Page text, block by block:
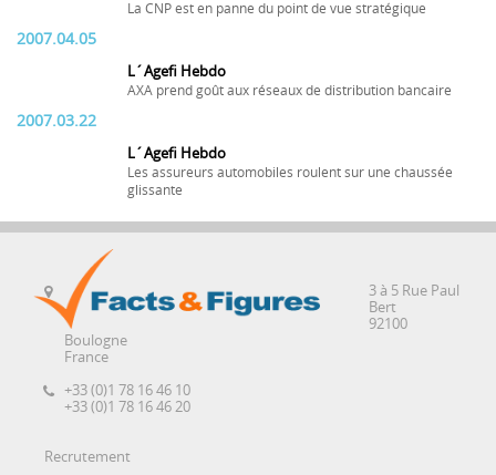
La CNP est en panne du point de vue stratégique
2007.04.05
L´Agefi Hebdo
AXA prend goût aux réseaux de distribution bancaire
2007.03.22
L´Agefi Hebdo
Les assureurs automobiles roulent sur une chaussée
glissante
3 à 5 Rue Paul
Bert
92100
Boulogne
France
+33 (0)1 78 16 46 10
+33 (0)1 78 16 46 20
Recrutement